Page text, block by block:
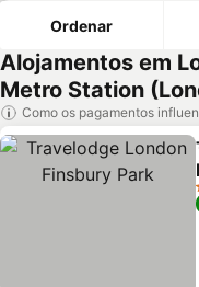
Ordenar
Alojamentos em
Metro Station
Como os pagamentos